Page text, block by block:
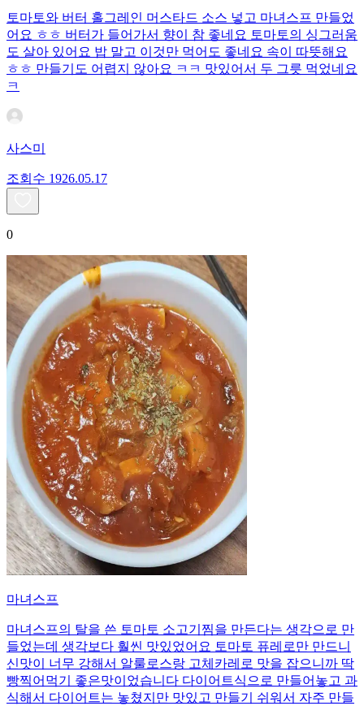
토마토와 버터 홀그레인 머스타드 소스 넣고 마녀스프 만들었
어요 ㅎㅎ 버터가 들어가서 향이 참 좋네요 토마토의 싱그러움
도 살아 있어요 밥 말고 이것만 먹어도 좋네요 속이 따뜻해요
ㅎㅎ 만들기도 어렵지 않아요 ㅋㅋ 맛있어서 두 그릇 먹었네요
ㅋ
사스미
조회수 1926.05.17
0
마녀스프
마녀스프의 탈을 쓴 토마토 소고기찜을 만든다는 생각으로 만
들었는데 생각보다 훨씬 맛있었어요 토마토 퓨레로만 만드니
신맛이 너무 강해서 알룰로스랑 고체카레로 맛을 잡으니까 딱
빵찍어먹기 좋은맛이었습니다 다이어트식으로 만들어놓고 과
식해서 다이어트는 놓쳤지만 맛있고 만들기 쉬워서 자주 만들